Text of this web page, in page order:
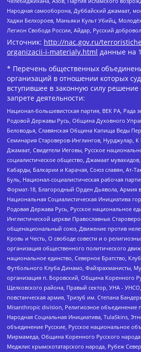
Народная самооборона, Дуббайский джамаат,
Хаджи Белхороев, Маньяки Культ Убийц,
Легион Свобода России, Айдар, Русский
Источник: http://nac.gov.ru/
organizacii-i-materialy.html данные на
* Перечень общественных
организаций в отношении которых
вступившее в законную силу
запрете деятельности:
Национал-большевистская партия, ВЕК РА, Рада
Родовой Державы Русь, Община Духовного
Беловодья, Славянская Община Капища Веды
Семинария Староверов-Инглингов, Нурджулар,
Джамаат, Свидетели Иеговы, Русское
социалистическое общество, Джамаат
Кабарды, Балкарии и Карачая, Союз славян, Ат-
Буль, Национал-социалистическая рабочая
Формат-18, Благородный Орден Дьявола, Армия
Национальная Социалистическая Инициатива
Родовая Держава Русь, Русское национальное
Инглистической церкви Православных
общенациональный союз, Движение против
Кровь и Честь, О свободе совести и о
организация общественного политического
национальное единство, Северное Братство,
Футбольного Клуба Динамо, Файзрахманисты,
организация п. Боровский, Община Коренного
Щелковского района, Правый сектор, УНА -
повстанческая армия, Тризуб им. Степана
Misanthropic division, Религиозное объединение
Народная Социальная Инициатива, TulaSkins,
объединение Русские, Русское национальное
Мирмамеда, Община Коренного Русского
Меджлис крымскотатарского народа, Рубеж